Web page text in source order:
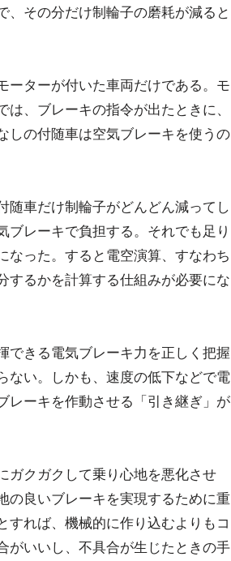
、その分だけ制輪子の磨耗が減ると
ーターが付いた車両だけである。モ
、ブレーキの指令が出たときに、
しの付随車は空気ブレーキを使うの
随車だけ制輪子がどんどん減ってし
ブレーキで負担する。それでも足り
なった。すると電空演算、すなわち
するかを計算する仕組みが必要にな
できる電気ブレーキ力を正しく把握
ない。しかも、速度の低下などで電
レーキを作動させる「引き継ぎ」が
ガクガクして乗り心地を悪化させ
の良いブレーキを実現するために重
すれば、機械的に作り込むよりもコ
がいいし、不具合が生じたときの手